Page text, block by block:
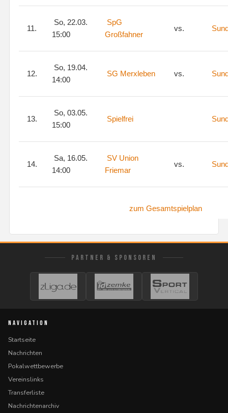
11.
So, 22.03.
15:00
SpG
Großfahner
vs.
12.
So, 19.04.
14:00
SG Merxleben vs.
13.
So, 03.05.
15:00
Spielfrei
14.
Sa, 16.05.
14:00
SV Union
Friemar
vs.
zum Gesamtspielplan
PARTNER & SPONSOREN
NAVIGATION
Startseite
Nachrichten
Pokalwettbewerbe
Vereinslinks
Transferliste
Nachrichtenarchiv